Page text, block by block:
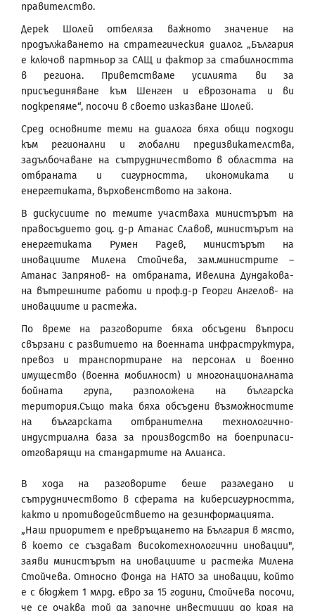
правителство.
Дерек Шолей отбеляза важното значение на
продължаването на стратегическия диалог. „България
е ключов партньор за САЩ и фактор за стабилността
в региона. Приветстваме усилията ви за
присъединяване към Шенген и еврозоната и ви
подкрепяме“, посочи в своето изказване Шолей.
Сред основните теми на диалога бяха общи подходи
към регионални и глобални предизвикателства,
задълбочаване на сътрудничеството в областта на
отбраната и сигурността, икономиката и
енергетиката, върховенството на закона.
В дискусиите по темите участваха министърът на
правосъдието доц. д-р Атанас Славов, министърът на
енергетиката Румен Радев, министърът на
иновациите Милена Стойчева, зам.министрите –
Атанас Запрянов- на отбраната, Ивелина Дундакова-
на вътрешните работи и проф.д-р Георги Ангелов- на
иновациите и растежа.
По време на разговорите бяха обсъдени въпроси
свързани с развитието на военната инфраструктура,
превоз и транспортиране на персонал и военно
имущество (военна мобилност) и многонационалната
бойната група, разположена на българска
територия.Също така бяха обсъдени възможностите
на българската отбранителна технологично-
индустриална база за производство на боеприпаси-
отговарящи на стандартите на Алианса.
В хода на разговорите беше разгледано и
сътрудничеството в сферата на киберсигурността,
както и противодействието на дезинформацията.
„Наш приоритет е превръщането на България в място,
в което се създават високотехнологични иновации",
заяви министърът на иновациите и растежа Милена
Стойчева. Относно Фонда на НАТО за иновации, който
е с бюджет 1 млрд. евро за 15 години, Стойчева посочи,
че се очаква той да започне инвестиции до края на